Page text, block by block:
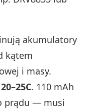
akumulatory
kątem
i masy.
20–25C. 110 mAh
prądu — musi